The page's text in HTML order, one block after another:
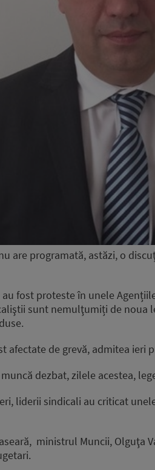
are programată, astăzi, o
fost proteste în unele
sunt nemulţumiți de noua
afectate de grevă, admitea ieri
dezbat, zilele acestea,
liderii sindicali au criticat
ministrul Muncii, Olguţa